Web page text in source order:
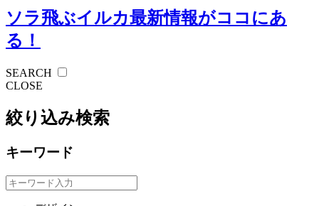
ソラ飛ぶイルカ最新情報がココにあ
る！
SEARCH
CLOSE
絞り込み検索
キーワード